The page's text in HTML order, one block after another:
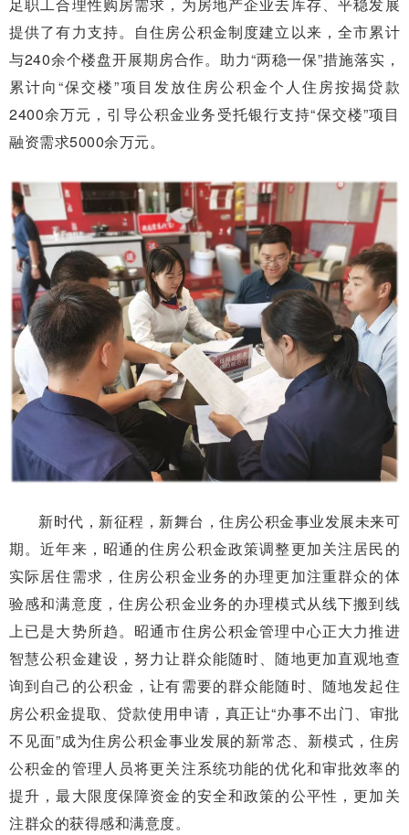
足职工合理性购房需求，为房地产企业去库存、平稳发展
提供了有力支持。自住房公积金制度建立以来，全市累计
与240余个楼盘开展期房合作。助力“两稳一保”措施落实，
累计向“保交楼”项目发放住房公积金个人住房按揭贷款
2400余万元，引导公积金业务受托银行支持“保交楼”项目
融资需求5000余万元。
新时代，新征程，新舞台，住房公积金事业发展未来可
期。近年来，昭通的住房公积金政策调整更加关注居民的
实际居住需求，住房公积金业务的办理更加注重群众的体
验感和满意度，住房公积金业务的办理模式从线下搬到线
上已是大势所趋。昭通市住房公积金管理中心正大力推进
智慧公积金建设，努力让群众能随时、随地更加直观地查
询到自己的公积金，让有需要的群众能随时、随地发起住
房公积金提取、贷款使用申请，真正让“办事不出门、审批
不见面”成为住房公积金事业发展的新常态、新模式，住房
公积金的管理人员将更关注系统功能的优化和审批效率的
提升，最大限度保障资金的安全和政策的公平性，更加关
注群众的获得感和满意度。